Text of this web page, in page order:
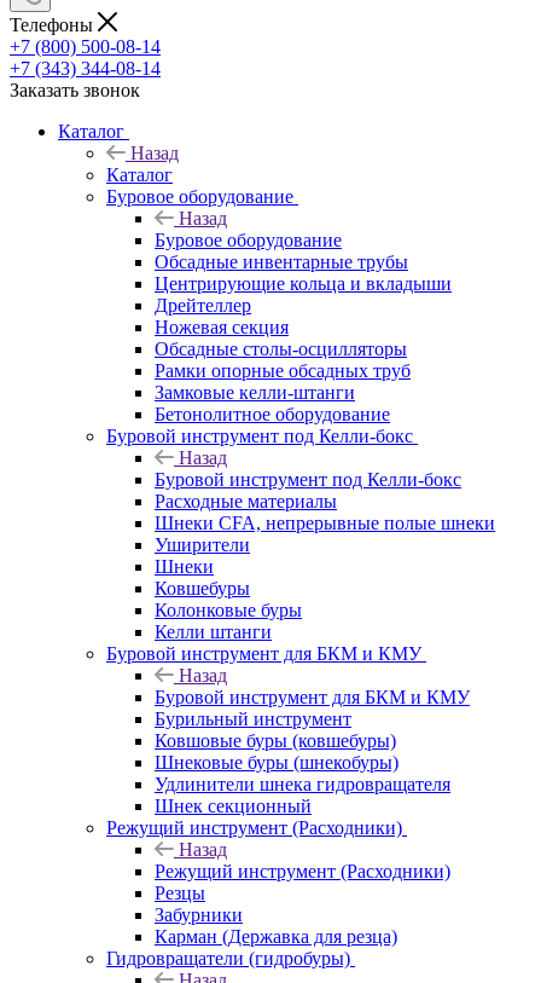
Телефоны
+7 (800) 500-08-14
+7 (343) 344-08-14
Заказать звонок
Каталог
Назад
Каталог
Буровое оборудование
Назад
Буровое оборудование
Обсадные инвентарные трубы
Центрирующие кольца и вкладыши
Дрейтеллер
Ножевая секция
Обсадные столы-осцилляторы
Рамки опорные обсадных труб
Замковые келли-штанги
Бетонолитное оборудование
Буровой инструмент под Келли-бокс
Назад
Буровой инструмент под Келли-бокс
Расходные материалы
Шнеки CFA, непрерывные полые шнеки
Уширители
Шнеки
Ковшебуры
Колонковые буры
Келли штанги
Буровой инструмент для БКМ и КМУ
Назад
Буровой инструмент для БКМ и КМУ
Бурильный инструмент
Ковшовые буры (ковшебуры)
Шнековые буры (шнекобуры)
Удлинители шнека гидровращателя
Шнек секционный
Режущий инструмент (Расходники)
Назад
Режущий инструмент (Расходники)
Резцы
Забурники
Карман (Державка для резца)
Гидровращатели (гидробуры)